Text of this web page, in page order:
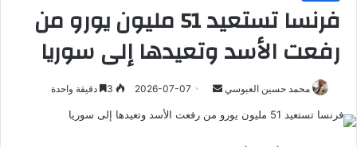
فرنسا تستعيد 51 مليون يورو من
رفعت الأسد وتعيدها إلى سوريا
محمد حسين العبوسي
أرسل 2026-07-07 دقيقة واحدة